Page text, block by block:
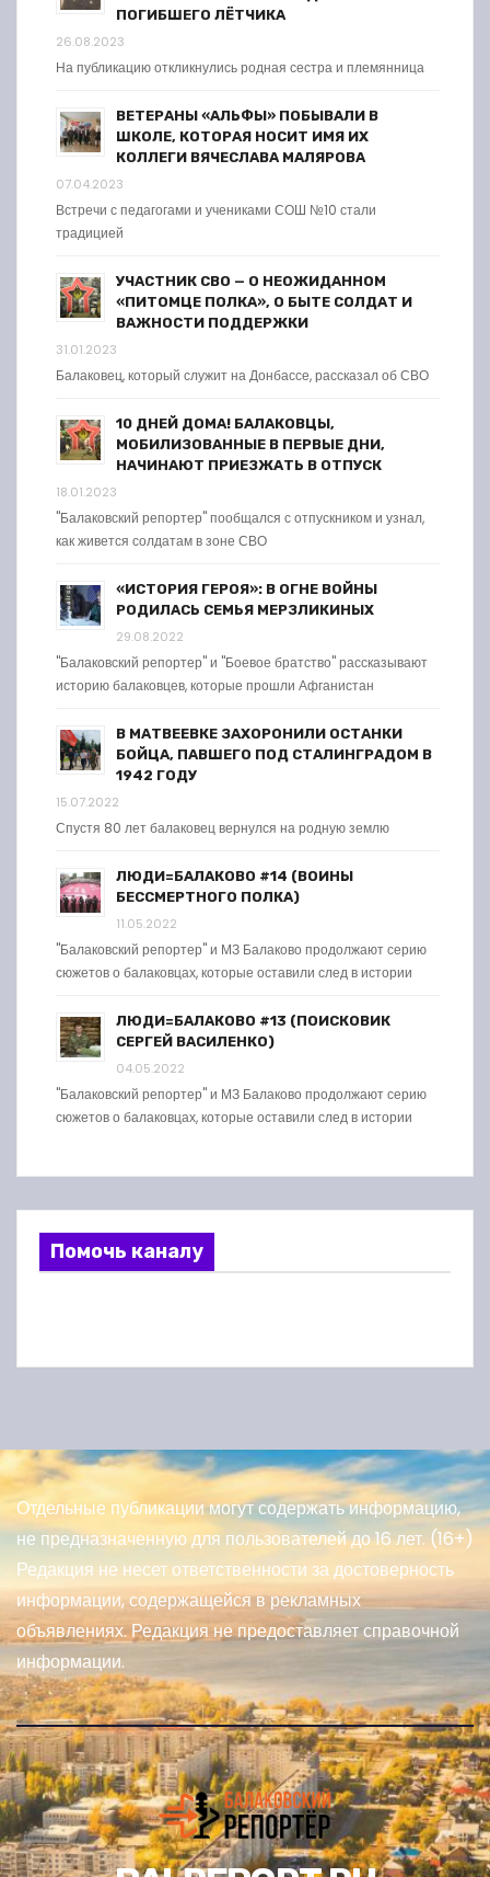
ПОГИБШЕГО ЛЁТЧИКА
26.08.2023
На публикацию откликнулись родная сестра и племянница
ВЕТЕРАНЫ «АЛЬФЫ» ПОБЫВАЛИ В
ШКОЛЕ, КОТОРАЯ НОСИТ ИМЯ ИХ
КОЛЛЕГИ ВЯЧЕСЛАВА МАЛЯРОВА
07.04.2023
Встречи с педагогами и учениками СОШ №10 стали
традицией
УЧАСТНИК СВО — О НЕОЖИДАННОМ
«ПИТОМЦЕ ПОЛКА», О БЫТЕ СОЛДАТ И
ВАЖНОСТИ ПОДДЕРЖКИ
31.01.2023
Балаковец, который служит на Донбассе, рассказал об СВО
10 ДНЕЙ ДОМА! БАЛАКОВЦЫ,
МОБИЛИЗОВАННЫЕ В ПЕРВЫЕ ДНИ,
НАЧИНАЮТ ПРИЕЗЖАТЬ В ОТПУСК
18.01.2023
"Балаковский репортер" пообщался с отпускником и узнал,
как живется солдатам в зоне СВО
«ИСТОРИЯ ГЕРОЯ»: В ОГНЕ ВОЙНЫ
РОДИЛАСЬ СЕМЬЯ МЕРЗЛИКИНЫХ
29.08.2022
"Балаковский репортер" и "Боевое братство" рассказывают
историю балаковцев, которые прошли Афганистан
В МАТВЕЕВКЕ ЗАХОРОНИЛИ ОСТАНКИ
БОЙЦА, ПАВШЕГО ПОД СТАЛИНГРАДОМ В
1942 ГОДУ
15.07.2022
Спустя 80 лет балаковец вернулся на родную землю
ЛЮДИ=БАЛАКОВО #14 (ВОИНЫ
БЕССМЕРТНОГО ПОЛКА)
11.05.2022
"Балаковский репортер" и МЗ Балаково продолжают серию
сюжетов о балаковцах, которые оставили след в истории
ЛЮДИ=БАЛАКОВО #13 (ПОИСКОВИК
СЕРГЕЙ ВАСИЛЕНКО)
04.05.2022
"Балаковский репортер" и МЗ Балаково продолжают серию
сюжетов о балаковцах, которые оставили след в истории
Помочь каналу
Отдельные публикации могут содержать информацию,
не предназначенную для пользователей до 16 лет. (16+)
Редакция не несет ответственности за достоверность
информации, содержащейся в рекламных
объявлениях. Редакция не предоставляет справочной
информации.